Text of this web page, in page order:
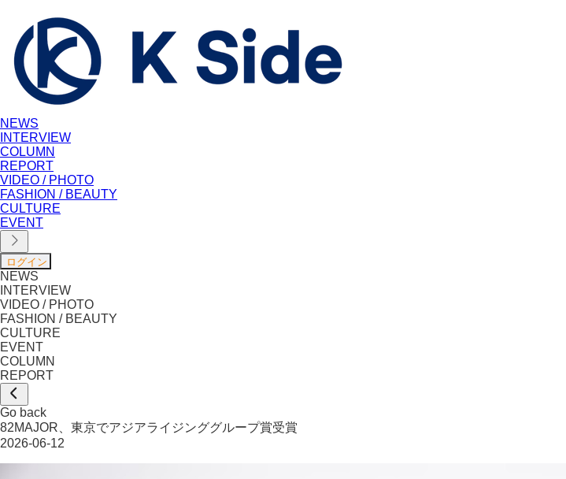
NEWS
INTERVIEW
COLUMN
REPORT
VIDEO / PHOTO
FASHION / BEAUTY
CULTURE
EVENT
NEWS
INTERVIEW
VIDEO / PHOTO
FASHION / BEAUTY
CULTURE
EVENT
COLUMN
REPORT
Go back
82MAJOR、東京でアジアライジンググループ賞受賞
2026-06-12